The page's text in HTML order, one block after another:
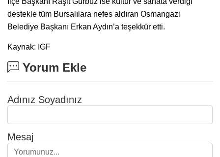
destekle tüm Bursalılara nefes aldıran Osmangazi
Belediye Başkanı Erkan Aydın’a teşekkür etti.
Kaynak: IGF
Yorum Ekle
Adınız Soyadınız
Mesaj